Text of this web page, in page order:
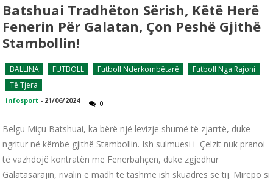
Batshuai Tradhëton Sërish, Këtë Herë
Fenerin Për Galatan, Çon Peshë Gjithë
Stambollin!
BALLINA FUTBOLL Futboll Ndërkombëtarë
Futboll Nga Rajoni
Të Tjera
infosport - 21/06/2024 0
Belgu Miçu Batshuai, ka bërë një lëvizje shumë të zjarrtë, duke
ngritur në këmbë gjithë Stambollin. Ish sulmuesi i Çelzit nuk pranoi
të vazhdojë kontratën me Fenerbahçen, duke zgjedhur
Galatasarajin, rivalin e madh të tashmë ish skuadrës së tij. Mirëpo si